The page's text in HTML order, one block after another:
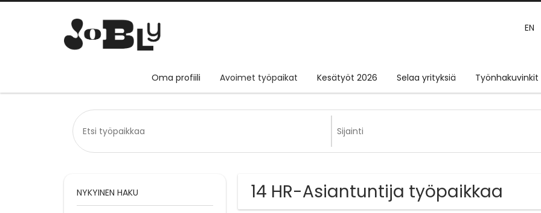
EN
Oma profiili Avoimet työpaikat Kesätyöt 2026 Selaa yrityksiä Työnhakuvinkit
14 HR-Asiantuntija työpaikkaa
NYKYINEN HAKU